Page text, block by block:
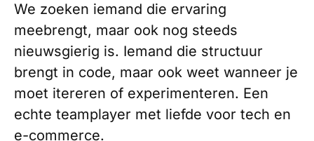
We zoeken iemand die ervaring
meebrengt, maar ook nog steeds
nieuwsgierig is. Iemand die structuur
brengt in code, maar ook weet wanneer je
moet itereren of experimenteren. Een
echte teamplayer met liefde voor tech en
e-commerce.